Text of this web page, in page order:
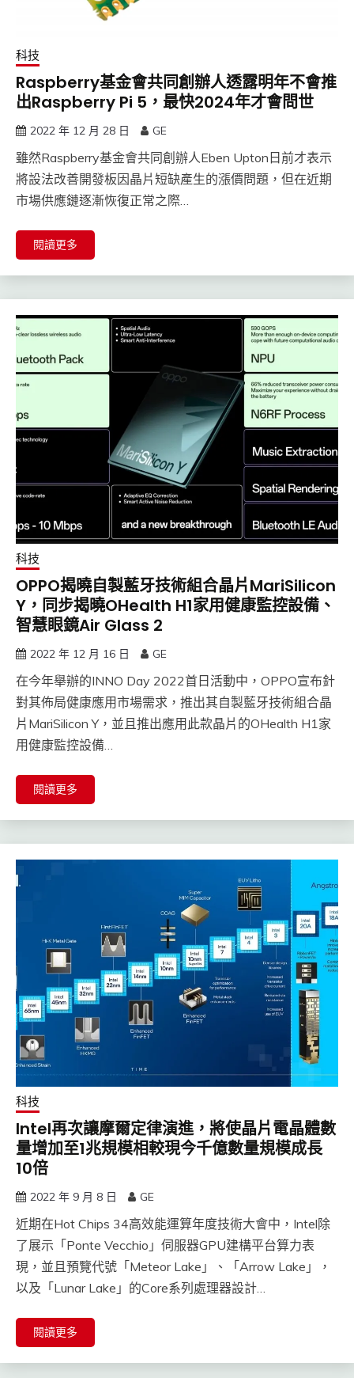
科技
Raspberry基金會共同創辦人透露明年不會推
出Raspberry Pi 5，最快2024年才會問世
2022 年 12 月 28 日 GE
雖然Raspberry基金會共同創辦人Eben Upton日前才表示
將設法改善開發板因晶片短缺產生的漲價問題，但在近期
市場供應鏈逐漸恢復正常之際…
閱讀更多
科技
OPPO揭曉自製藍牙技術組合晶片MariSilicon
Y，同步揭曉OHealth H1家用健康監控設備、
智慧眼鏡Air Glass 2
2022 年 12 月 16 日 GE
在今年舉辦的INNO Day 2022首日活動中，OPPO宣布針
對其佈局健康應用市場需求，推出其自製藍牙技術組合晶
片MariSilicon Y，並且推出應用此款晶片的OHealth H1家
用健康監控設備…
閱讀更多
科技
Intel再次讓摩爾定律演進，將使晶片電晶體數
量增加至1兆規模相較現今千億數量規模成長
10倍
2022 年 9 月 8 日 GE
近期在Hot Chips 34高效能運算年度技術大會中，Intel除
了展示「Ponte Vecchio」伺服器GPU建構平台算力表
現，並且預覽代號「Meteor Lake」、「Arrow Lake」，
以及「Lunar Lake」的Core系列處理器設計…
閱讀更多